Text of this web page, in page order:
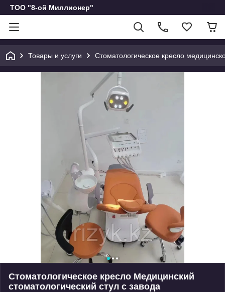
ТОО "8-ой Миллионер"
Товары и услуги Стоматологическое кресло
Стоматологическое кресло Медицинский
стоматологический стул с завода